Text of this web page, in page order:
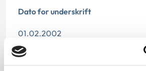
Dato for underskrift
01.02.2002
Offentliggørelsesdato